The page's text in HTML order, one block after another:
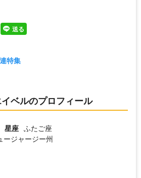
送る
特集
ベルのプロフィール
星座 ふたご座
ージャージー州